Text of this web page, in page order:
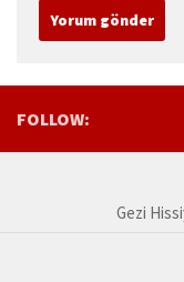
FOLLOW:
Gezi